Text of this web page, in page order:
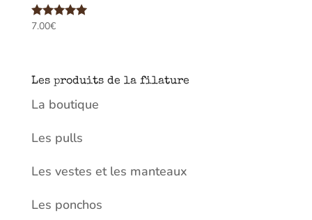
Note
7.00€
Les produits de la filature
La boutique
Les pulls
Les vestes et les manteaux
Les ponchos